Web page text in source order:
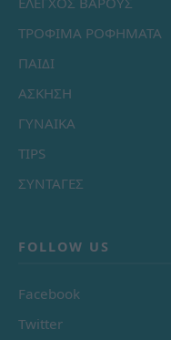
ΤΡΟΦΙΜΑ ΡΟΦΗΜΑΤΑ
ΠΑΙΔΙ
ΑΣΚΗΣΗ
ΓΥΝΑΙΚΑ
TIPS
ΣΥΝΤΑΓΕΣ
FOLLOW US
Facebook
Twitter